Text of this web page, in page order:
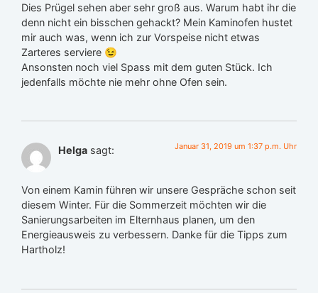
Dies Prügel sehen aber sehr groß aus. Warum habt ihr die
denn nicht ein bisschen gehackt? Mein Kaminofen hustet
mir auch was, wenn ich zur Vorspeise nicht etwas
Zarteres serviere 😉
Ansonsten noch viel Spass mit dem guten Stück. Ich
jedenfalls möchte nie mehr ohne Ofen sein.
Helga sagt: Januar 31, 2019 um 1:37 p.m. Uhr
Von einem Kamin führen wir unsere Gespräche schon seit
diesem Winter. Für die Sommerzeit möchten wir die
Sanierungsarbeiten im Elternhaus planen, um den
Energieausweis zu verbessern. Danke für die Tipps zum
Hartholz!